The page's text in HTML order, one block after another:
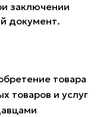
заключении
документ.
товара
товаров и услуг